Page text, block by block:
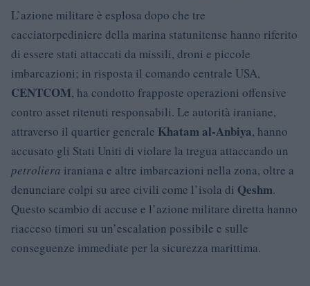
L’azione militare è esplosa dopo che tre
cacciatorpediniere della marina statunitense hanno riferito
di essere stati attaccati da missili, droni e piccole
imbarcazioni; in risposta il comando centrale USA,
CENTCOM, ha condotto frapposte operazioni offensive
contro asset ritenuti responsabili. Le autorità iraniane,
attraverso il quartier generale Khatam al-Anbiya, hanno
accusato gli Stati Uniti di violare la tregua attaccando un
petroliera iraniana e altre imbarcazioni nella zona, oltre a
denunciare colpi su aree civili come l’isola di Qeshm.
Questo scambio di accuse e l’azione militare diretta hanno
riacceso timori su un’escalation possibile e sulle
conseguenze immediate per la sicurezza marittima.